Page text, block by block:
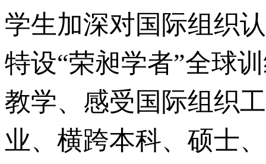
学生加深对国际组织
特设“荣昶学者”全球
教学、感受国际组织
业、横跨本科、硕士